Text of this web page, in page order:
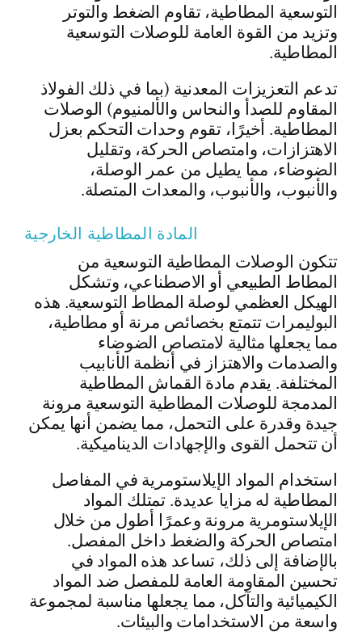
التوسعية المطاطية، تقاوم الضغط والتوتر
وتزيد من القوة العامة للوصلات التوسعية
المطاطية.
تدعم التعزيزات المعدنية (بما في ذلك الفولاذ
المقاوم للصدأ والنحاس والألمنيوم) الوصلات
المطاطية. أخيرًا، تقوم وحدات التحكم بعزل
الاهتزازات، وامتصاص الحركة، وتقليل
الضوضاء، مما يطيل من عمر الوصلة،
والأنبوب، والأنبوب، والمعدات المتصلة.
المادة المطاطية الخارجية
تتكون الوصلات المطاطية التوسعية من
المطاط الطبيعي أو الاصطناعي، وتشكل
الهيكل العظمي لوصلة المطاط التوسعية. هذه
البوليمرات تتمتع بخصائص مرنة أو مطاطية،
مما يجعلها مثالية لامتصاص الضوضاء
والصدمات والاهتزاز في أنظمة الأنابيب
المختلفة. يقدم مادة القماش المطاطية
المدمجة للوصلات المطاطية التوسعية مرونة
جيدة وقدرة على التحمل، مما يضمن أنها يمكن
أن تتحمل القوى والإجهادات الديناميكية.
استخدام المواد الإيلاستومرية في المفاصل
المطاطية له مزايا عديدة. تمتلك المواد
الإيلاستومرية مرونة وعمرًا أطول من خلال
امتصاص الحركة والضغط داخل المفصل.
بالإضافة إلى ذلك، تساعد هذه المواد في
تحسين المقاومة العامة للمفصل ضد المواد
الكيميائية والتآكل، مما يجعلها مناسبة لمجموعة
واسعة من الاستخدامات والبيئات.